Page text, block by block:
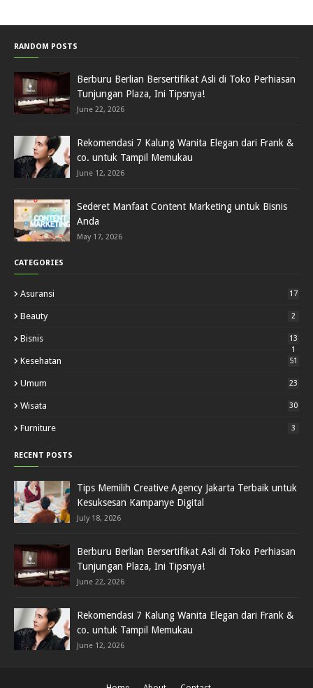
RANDOM POSTS
Berburu Berlian Bersertifikat Asli di Toko Perhiasan
Tunjungan Plaza, Ini Tipsnya!
June 22, 2026
Rekomendasi 7 Kalung Wanita Elegan dari Frank &
co. untuk Tampil Memukau
June 12, 2026
Sederet Manfaat Content Marketing untuk Bisnis
Anda
May 17, 2026
CATEGORIES
Asuransi 17
Beauty 2
Bisnis
13
1
Kesehatan 51
Umum 23
Wisata 30
Furniture 3
RECENT POSTS
Tips Memilih Creative Agency Jakarta Terbaik untuk
Kesuksesan Kampanye Digital
July 18, 2026
Berburu Berlian Bersertifikat Asli di Toko Perhiasan
Tunjungan Plaza, Ini Tipsnya!
June 22, 2026
Rekomendasi 7 Kalung Wanita Elegan dari Frank &
co. untuk Tampil Memukau
June 12, 2026